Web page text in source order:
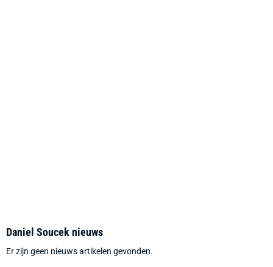
Daniel Soucek nieuws
Er zijn geen nieuws artikelen gevonden.